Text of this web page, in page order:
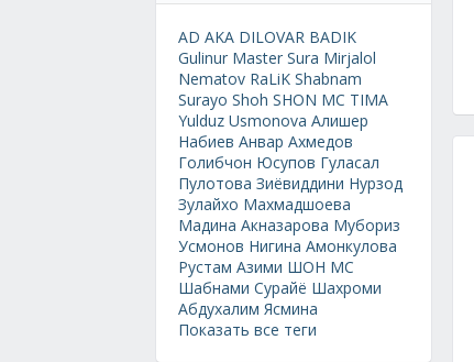
AD AKA DILOVAR BADIK
Gulinur Master Sura Mirjalol
Nematov RaLiK Shabnam
Surayo Shoh SHON MC TIMA
Yulduz Usmonova Алишер
Набиев Анвар Ахмедов
Голибчон Юсупов Гуласал
Пулотова Зиёвиддини Нурзод
Зулайхо Махмадшоева
Мадина Акназарова Мубориз
Усмонов Нигина Амонкулова
Рустам Азими ШОН МС
Шабнами Сурайё Шахроми
Абдухалим Ясмина
Показать все теги